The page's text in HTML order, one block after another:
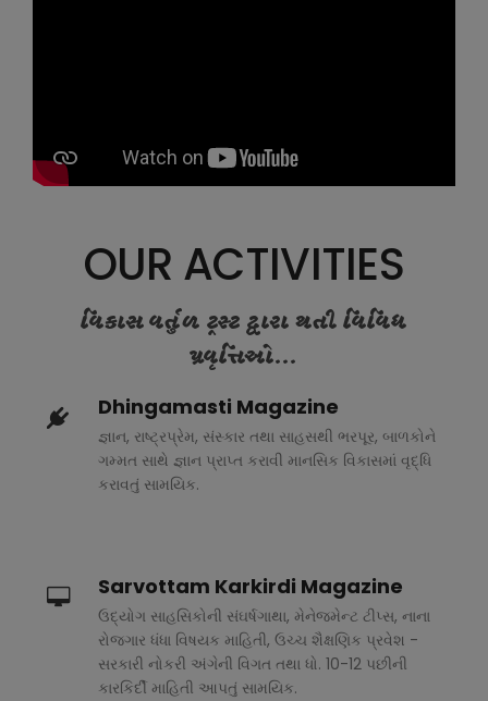
OUR ACTIVITIES
વિકાસ વર્તુળ ટ્રસ્ટ દ્વારા થતી વિવિધ
પ્રવૃત્તિઓ...
Dhingamasti Magazine
જ્ઞાન, રાષ્ટ્રપ્રેમ, સંસ્કાર તથા સાહસથી ભરપૂર, બાળકોને
ગમ્મત સાથે જ્ઞાન પ્રાપ્ત કરાવી માનસિક વિકાસમાં વૃદ્ધિ
કરાવતું સામયિક.
Sarvottam Karkirdi Magazine
ઉદ્યોગ સાહસિકોની સંઘર્ષગાથા, મેનેજમેન્ટ ટીપ્સ, નાના
રોજગાર ધંધા વિષયક માહિતી, ઉચ્ચ શૈક્ષણિક પ્રવેશ -
સરકારી નોકરી અંગેની વિગત તથા ધો. 10-12 પછીની
કારકિર્દી માહિતી આપતું સામયિક.